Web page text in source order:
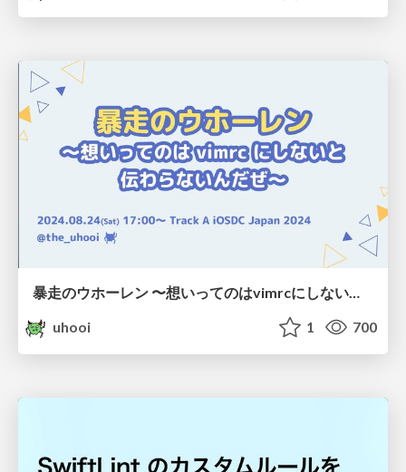
暴走のウホーレン 〜想いってのはvimrcにしないと伝わらないんだぜ〜 / iosdc_japan_2024
uhooi
1 700